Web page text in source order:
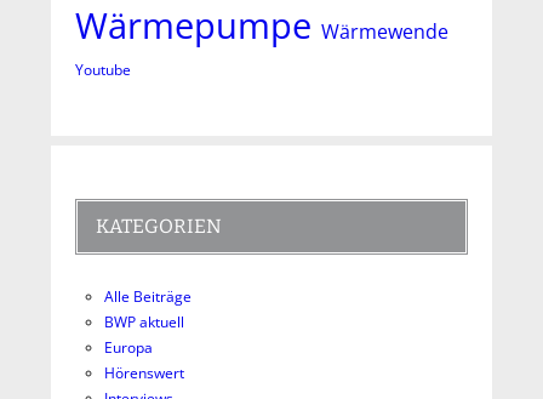
Wärmepumpe Wärmewende
Youtube
KATEGORIEN
Alle Beiträge
BWP aktuell
Europa
Hörenswert